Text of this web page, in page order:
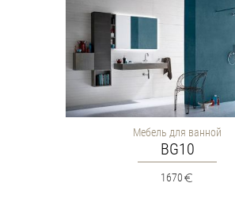
Мебель для ванной
BG10
1670